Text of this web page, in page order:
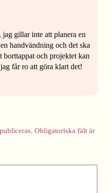
jag gillar inte att planera en
handvändning och det ska
borttappat och projektet kan
får ro att göra klart det!
Obligatoriska fält är